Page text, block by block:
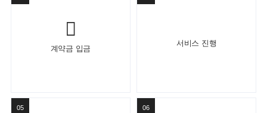
계약금 입금
서비스 진행
05 06